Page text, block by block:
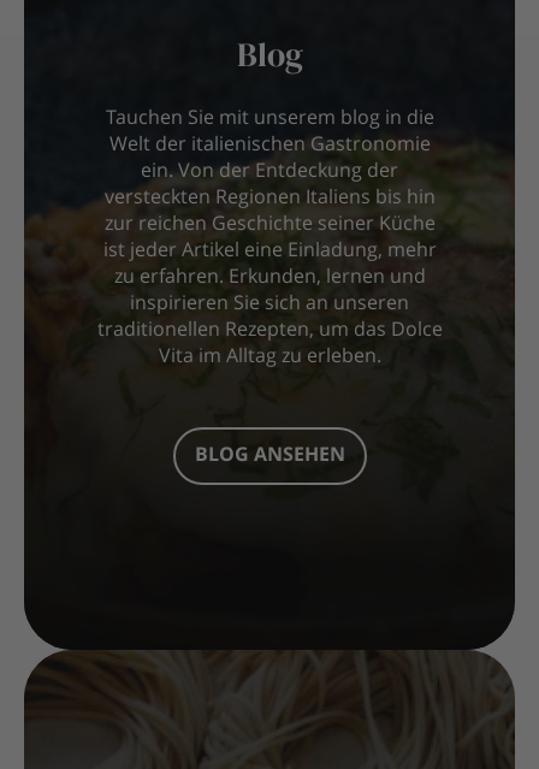
Blog
Tauchen Sie mit unserem blog in die
Welt der italienischen Gastronomie
ein. Von der Entdeckung der
versteckten Regionen Italiens bis hin
zur reichen Geschichte seiner Küche
ist jeder Artikel eine Einladung, mehr
zu erfahren. Erkunden, lernen und
inspirieren Sie sich an unseren
traditionellen Rezepten, um das Dolce
Vita im Alltag zu erleben.
BLOG ANSEHEN